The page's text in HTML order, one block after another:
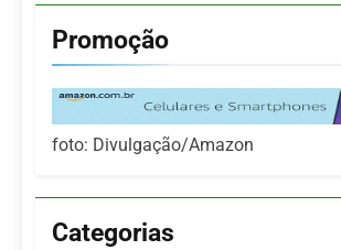
Promoção
foto: Divulgação/Amazon
Categorias